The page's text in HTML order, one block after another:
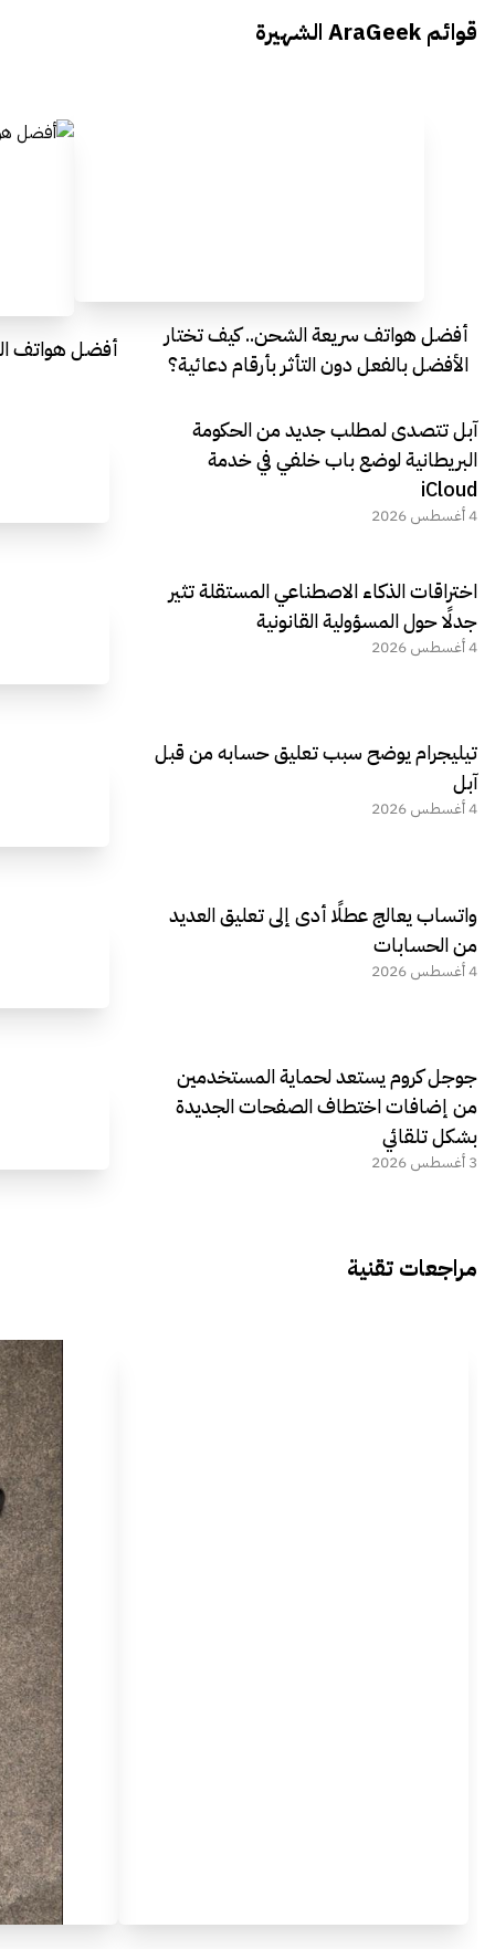
Everything Egypt
قوائم AraGeek الشهيرة
أفضل هواتف سريعة الشحن.. كيف تختار
الأفضل بالفعل دون التأثر بأرقام دعائية؟
أفضل هواتف
آبل تتصدى لمطلب جديد من الحكومة
البريطانية لوضع باب خلفي في خدمة
iCloud
4 أغسطس 2026
اختراقات الذكاء الاصطناعي المستقلة تثير
جدلًا حول المسؤولية القانونية
4 أغسطس 2026
تيليجرام يوضح سبب تعليق حسابه من قبل
آبل
4 أغسطس 2026
واتساب يعالج عطلًا أدى إلى تعليق العديد
من الحسابات
4 أغسطس 2026
جوجل كروم يستعد لحماية المستخدمين
من إضافات اختطاف الصفحات الجديدة
بشكل تلقائي
3 أغسطس 2026
مراجعات تقنية